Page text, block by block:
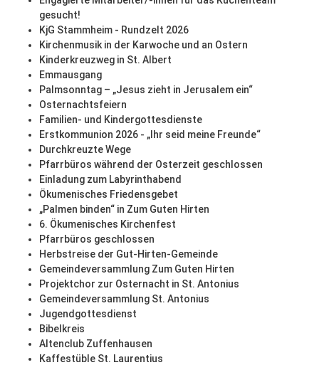
gesucht!
KjG Stammheim - Rundzelt 2026
Kirchenmusik in der Karwoche und an Ostern
Kinderkreuzweg in St. Albert
Emmausgang
Palmsonntag – „Jesus zieht in Jerusalem ein“
Osternachtsfeiern
Familien- und Kindergottesdienste
Erstkommunion 2026 - „Ihr seid meine Freunde“
Durchkreuzte Wege
Pfarrbüros während der Osterzeit geschlossen
Einladung zum Labyrinthabend
Ökumenisches Friedensgebet
„Palmen binden“ in Zum Guten Hirten
6. Ökumenisches Kirchenfest
Pfarrbüros geschlossen
Herbstreise der Gut-Hirten-Gemeinde
Gemeindeversammlung Zum Guten Hirten
Projektchor zur Osternacht in St. Antonius
Gemeindeversammlung St. Antonius
Jugendgottesdienst
Bibelkreis
Altenclub Zuffenhausen
Kaffestüble St. Laurentius